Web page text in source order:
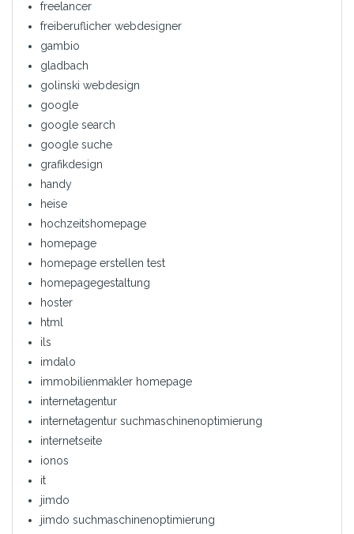
freelancer
freiberuflicher webdesigner
gambio
gladbach
golinski webdesign
google
google search
google suche
grafikdesign
handy
heise
hochzeitshomepage
homepage
homepage erstellen test
homepagegestaltung
hoster
html
ils
imdalo
immobilienmakler homepage
internetagentur
internetagentur suchmaschinenoptimierung
internetseite
ionos
it
jimdo
jimdo suchmaschinenoptimierung